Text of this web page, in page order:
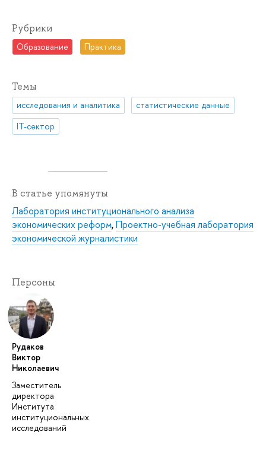
Рубрики
Образование Практика
Темы
исследования и аналитика
статистические данные
IT-сектор
В статье упомянуты
Лаборатория институционального анализа
экономических реформ,Проектно-учебная лаборатория
экономической журналистики
Персоны
Рудаков
Виктор
Николаевич
Заместитель
директора
Института
институциональных
исследований